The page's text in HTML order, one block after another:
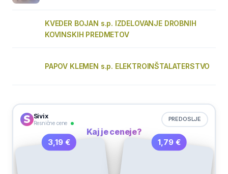
KVEDER BOJAN s.p. IZDELOVANJE DROBNIH
KOVINSKIH PREDMETOV
PAPOV KLEMEN s.p. ELEKTROINŠTALATERSTVO
Sivix
Resnične cene
PREDOSLJE
Kaj je ceneje?
3,19 € 1,79 €